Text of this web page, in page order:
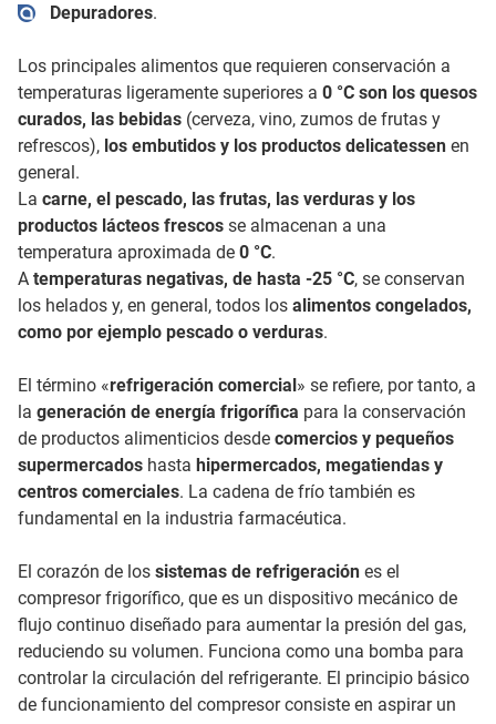
Depuradores.
Los principales alimentos que requieren conservación a
temperaturas ligeramente superiores a 0 °C son los quesos
curados, las bebidas (cerveza, vino, zumos de frutas y
refrescos), los embutidos y los productos delicatessen en
general.
La carne, el pescado, las frutas, las verduras y los
productos lácteos frescos se almacenan a una
temperatura aproximada de 0 °C.
A temperaturas negativas, de hasta -25 °C, se conservan
los helados y, en general, todos los alimentos congelados,
como por ejemplo pescado o verduras.
El término «refrigeración comercial» se refiere, por tanto, a
la generación de energía frigorífica para la conservación
de productos alimenticios desde comercios y pequeños
supermercados hasta hipermercados, megatiendas y
centros comerciales. La cadena de frío también es
fundamental en la industria farmacéutica.
El corazón de los sistemas de refrigeración es el
compresor frigorífico, que es un dispositivo mecánico de
flujo continuo diseñado para aumentar la presión del gas,
reduciendo su volumen. Funciona como una bomba para
controlar la circulación del refrigerante. El principio básico
de funcionamiento del compresor consiste en aspirar un